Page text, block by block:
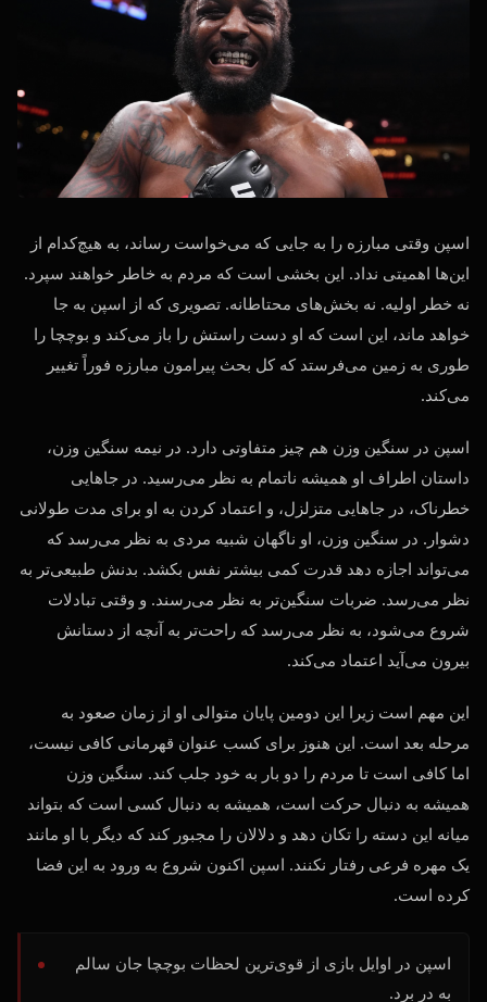
اسپن وقتی مبارزه را به جایی که می‌خواست رساند، به هیچ‌کدام از
این‌ها اهمیتی نداد. این بخشی است که مردم به خاطر خواهند سپرد.
نه خطر اولیه. نه بخش‌های محتاطانه. تصویری که از اسپن به جا
خواهد ماند، این است که او دست راستش را باز می‌کند و بوچچا را
طوری به زمین می‌فرستد که کل بحث پیرامون مبارزه فوراً تغییر
می‌کند.
اسپن در سنگین وزن هم چیز متفاوتی دارد. در نیمه سنگین وزن،
داستان اطراف او همیشه ناتمام به نظر می‌رسید. در جاهایی
خطرناک، در جاهایی متزلزل، و اعتماد کردن به او برای مدت طولانی
دشوار. در سنگین وزن، او ناگهان شبیه مردی به نظر می‌رسد که
می‌تواند اجازه دهد قدرت کمی بیشتر نفس بکشد. بدنش طبیعی‌تر به
نظر می‌رسد. ضربات سنگین‌تر به نظر می‌رسند. و وقتی تبادلات
شروع می‌شود، به نظر می‌رسد که راحت‌تر به آنچه از دستانش
بیرون می‌آید اعتماد می‌کند.
این مهم است زیرا این دومین پایان متوالی او از زمان صعود به
مرحله بعد است. این هنوز برای کسب عنوان قهرمانی کافی نیست،
اما کافی است تا مردم را دو بار به خود جلب کند. سنگین وزن
همیشه به دنبال حرکت است، همیشه به دنبال کسی است که بتواند
میانه این دسته را تکان دهد و دلالان را مجبور کند که دیگر با او مانند
یک مهره فرعی رفتار نکنند. اسپن اکنون شروع به ورود به این فضا
کرده است.
اسپن در اوایل بازی از قوی‌ترین لحظات بوچچا جان سالم
به در برد.